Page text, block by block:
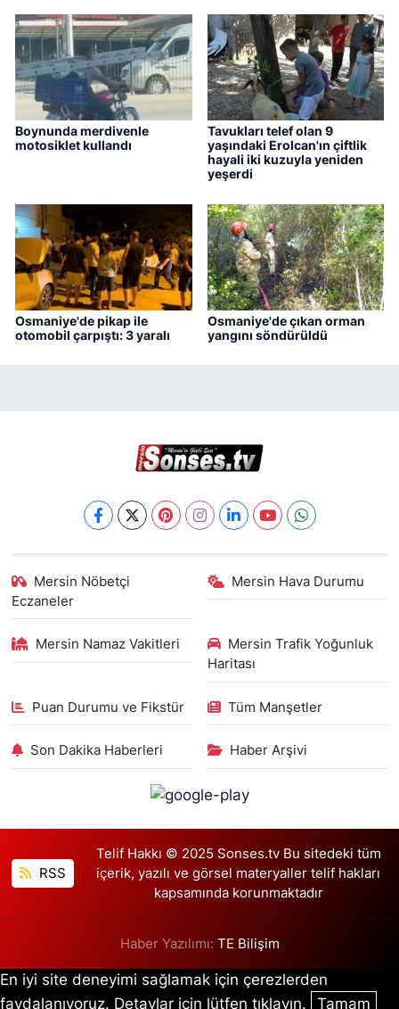
Boynunda merdivenle
motosiklet kullandı
Tavukları telef olan 9
yaşındaki Erolcan'ın çiftlik
hayali iki kuzuyla yeniden
yeşerdi
Osmaniye'de pikap ile
otomobil çarpıştı: 3 yaralı
Osmaniye'de çıkan orman
yangını söndürüldü
Mersin Nöbetçi
Eczaneler
Mersin Hava Durumu
Mersin Namaz Vakitleri
Mersin Trafik Yoğunluk
Haritası
Puan Durumu ve Fikstür Tüm Manşetler
Son Dakika Haberleri Haber Arşivi
RSS
Telif Hakkı © 2025 Sonses.tv Bu sitedeki tüm
içerik, yazılı ve görsel materyaller telif hakları
kapsamında korunmaktadır
Haber Yazılımı: TE Bilişim
En iyi site deneyimi sağlamak için çerezlerden
faydalanıyoruz. Detaylar için lütfen tıklayın.
Tamam